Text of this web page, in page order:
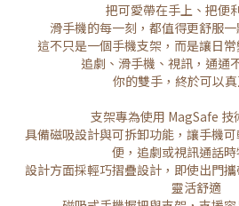
把可愛帶在手上、把便
滑手機的每一刻，都值得更舒服
這不只是一個手機支架，而是讓日
追劇、滑手機、視訊，通通
你的雙手，終於可以
支架專為使用 MagSafe 技
具備磁吸設計與可拆卸功能，讓手機
便，追劇或視訊通話
設計方面採輕巧摺疊設計，即使出門
靈活舒適